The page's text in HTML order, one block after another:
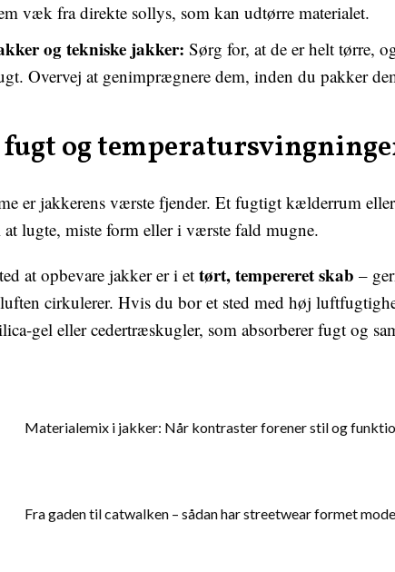
væk fra direkte sollys, som kan udtørre materialet.
og tekniske jakker: Sørg for, at de er helt tørre,
Overvej at genimprægnere dem, inden du pakker
fugt og
er jakkerens værste fjender. Et fugtigt kælderrum
at lugte, miste form eller i værste fald mugne.
at opbevare jakker er i et tørt, tempereret skab –
cirkulerer. Hvis du bor et sted med høj
gel eller cedertræskugler, som absorberer fugt og
Materialemix i jakker: Når kontraster forener stil og
Fra gaden til catwalken – sådan har streetwear formet